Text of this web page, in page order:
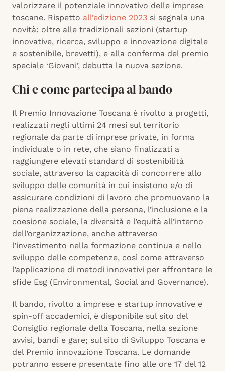
valorizzare il potenziale innovativo delle imprese
toscane. Rispetto all’edizione 2023 si segnala una
novità: oltre alle tradizionali sezioni (startup
innovative, ricerca, sviluppo e innovazione digitale
e sostenibile, brevetti), e alla conferma del premio
speciale ‘Giovani’, debutta la nuova sezione.
Chi e come partecipa al bando
Il Premio Innovazione Toscana è rivolto a progetti,
realizzati negli ultimi 24 mesi sul territorio
regionale da parte di imprese private, in forma
individuale o in rete, che siano finalizzati a
raggiungere elevati standard di sostenibilità
sociale, attraverso la capacità di concorrere allo
sviluppo delle comunità in cui insistono e/o di
assicurare condizioni di lavoro che promuovano la
piena realizzazione della persona, l’inclusione e la
coesione sociale, la diversità e l’equità all’interno
dell’organizzazione, anche attraverso
l’investimento nella formazione continua e nello
sviluppo delle competenze, così come attraverso
l’applicazione di metodi innovativi per affrontare le
sfide Esg (Environmental, Social and Governance).
Il bando, rivolto a imprese e startup innovative e
spin-off accademici, è disponibile sul sito del
Consiglio regionale della Toscana, nella sezione
avvisi, bandi e gare; sul sito di Sviluppo Toscana e
del Premio innovazione Toscana. Le domande
potranno essere presentate fino alle ore 17 del 12